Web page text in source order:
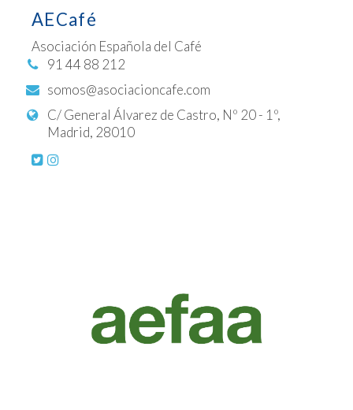
AECafé
Asociación Española del Café
91 44 88 212
somos@asociacioncafe.com
C/ General Álvarez de Castro, Nº 20 - 1º,
Madrid, 28010